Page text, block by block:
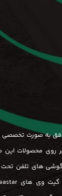
به صورت
روی محصولات
گوشی های تلفن